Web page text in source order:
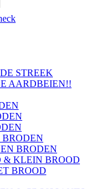
STREEK
AARDBEIEN!!
BRODEN
& KLEIN BROOD
BROOD